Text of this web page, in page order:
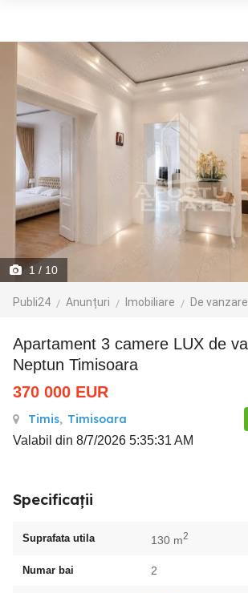
1 / 10
Publi24 Anunțuri Imobiliare De vanzare
Apartament 3 camere LUX de vanzare Băile
Neptun Timisoara
370 000 EUR
Timis, Timisoara
Valabil din 8/7/2026 5:35:31 AM
Specificații
Suprafata utila 130 m2
Numar bai 2